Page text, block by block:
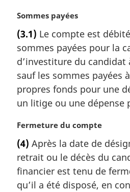
l
:
N
t
e
m
a
g
i
a
l
e
:
Sommes payées
(3.1) Le compte est
sommes payées pour la
d’investiture du candidat
sauf les sommes payées
propres fonds pour une
un litige ou une dépense
N
t
e
m
a
Fermeture du compte
(4) Après la date de
retrait ou le décès du
financier est tenu de
qu’il a été disposé, en